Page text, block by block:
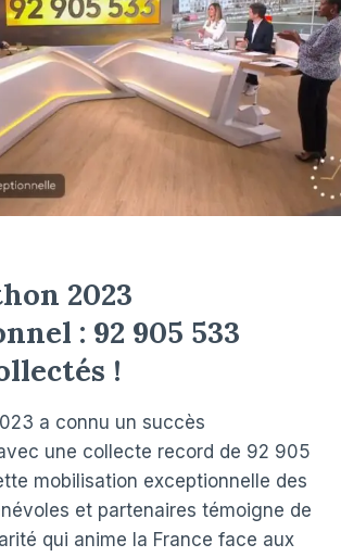
2023
: 92 905 533
!
a connu un succès
une collecte record de 92 905
mobilisation exceptionnelle des
et partenaires témoigne de
qui anime la France face aux